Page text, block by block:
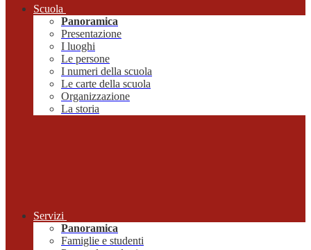
Scuola
Panoramica
Presentazione
I luoghi
Le persone
I numeri della scuola
Le carte della scuola
Organizzazione
La storia
Servizi
Panoramica
Famiglie e studenti